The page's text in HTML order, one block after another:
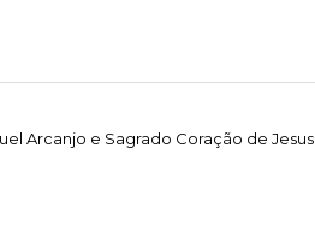
Arcanjo e Sagrado Coração de Jesus